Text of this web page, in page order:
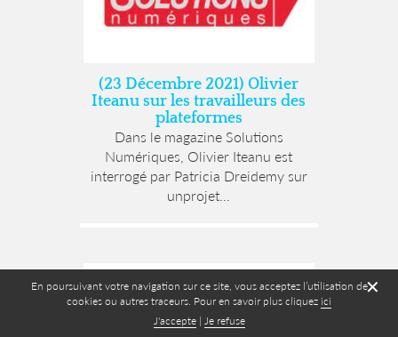
✕
En poursuivant votre navigation sur ce site, vous acceptez l’utilisation de
cookies ou autres traceurs. Pour en savoir plus cliquez ici
J'accepte| Je refuse
(23 Décembre 2021) Olivier
Iteanu sur les travailleurs des
plateformes
Dans le magazine Solutions
Numériques, Olivier Iteanu est
interrogé par Patricia Dreidemy sur
unprojet...